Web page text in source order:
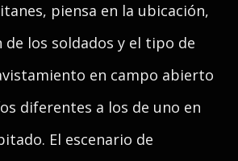
piensa en la ubicación,
de los soldados y el tipo de
en campo abierto
diferentes a los de uno en
El escenario de